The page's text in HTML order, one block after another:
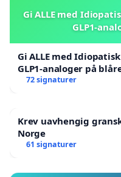
bedre trafikkflyt
mer
For mange kan dette
ved:
korte og
transport til
daglig bytransport
Gi ALLE med
GLP1-
Gi ALLE med
GLP1-analoger på
72 signaturer
Krev uavhengig
Norge
61 signaturer